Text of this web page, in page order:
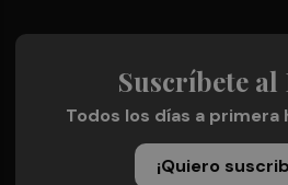
Suscríbete al
Todos los días a primera
¡Quiero